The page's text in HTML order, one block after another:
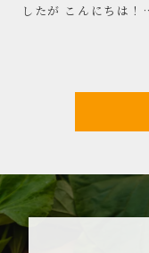
したが こんにちは！